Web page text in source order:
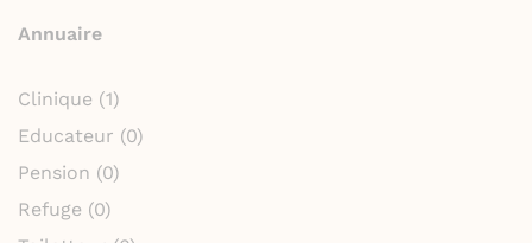
Annuaire
Clinique (1)
Educateur (0)
Pension (0)
Refuge (0)